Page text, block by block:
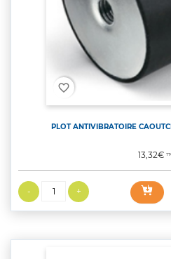
favorite_border
PLOT ANTIVIBRATOIRE
13,32€